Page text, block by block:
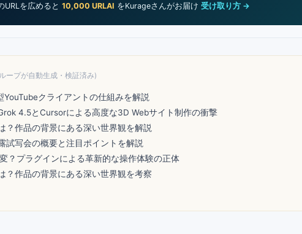
URLを広めると10,000 URLAI をKurageさんがお届け受け取り方 →
ープが自動生成・検証済み)
クライアントの仕組みを解説
4.5とCursorによる高度な3D Webサイト制作の衝撃
？作品の背景にある深い世界観を解説
試写会の概要と注目ポイントを解説
？プラグインによる革新的な操作体験の正体
？作品の背景にある深い世界観を考察